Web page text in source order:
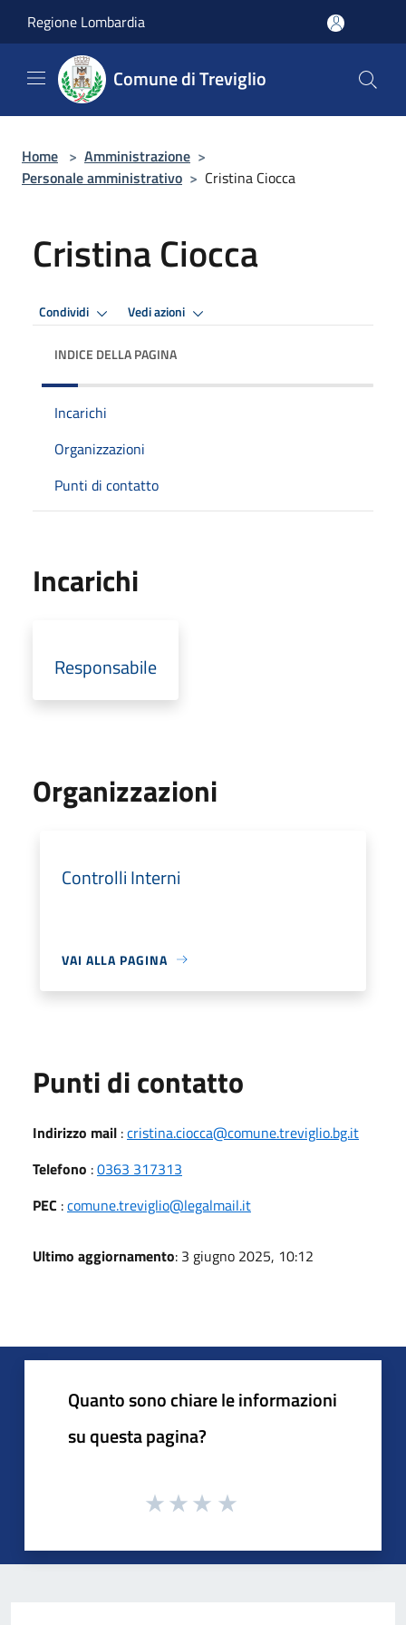
Regione Lombardia
Comune di Treviglio
Home > Amministrazione >
Personale amministrativo > Cristina Ciocca
Cristina Ciocca
Condividi Vedi azioni
INDICE DELLA PAGINA
Incarichi
Organizzazioni
Punti di contatto
Incarichi
Responsabile
Organizzazioni
Controlli Interni
VAI ALLA PAGINA
Punti di contatto
Indirizzo mail :cristina.ciocca@comune.treviglio.bg.it
Telefono :0363 317313
PEC :comune.treviglio@legalmail.it
Ultimo aggiornamento: 3 giugno 2025, 10:12
Quanto sono chiare le informazioni
su questa pagina?